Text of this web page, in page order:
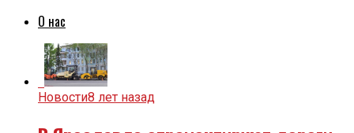
О нас
Новости8 лет назад